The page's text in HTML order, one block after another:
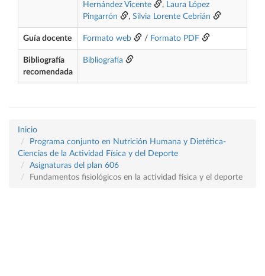
Hernández Vicente
, Laura López
Pingarrón
, Silvia Lorente Cebrián
Guía docente Formato web / Formato PDF
Bibliografía
recomendada
Bibliografía
Inicio
Programa conjunto en Nutrición Humana y Dietética-
Ciencias de la Actividad Física y del Deporte
Asignaturas del plan 606
Fundamentos fisiológicos en la actividad física y el deporte